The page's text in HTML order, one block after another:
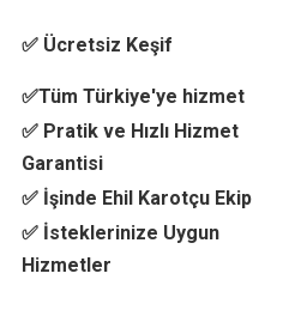
✅ Ücretsiz Keşif
✅Tüm Türkiye'ye hizmet
✅ Pratik ve Hızlı Hizmet
Garantisi
✅ İşinde Ehil Karotçu Ekip
✅ İsteklerinize Uygun
Hizmetler